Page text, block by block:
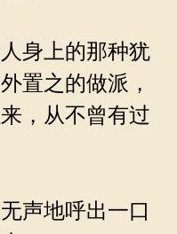
身上的那种犹
置之的做派，
，从不曾有过
声地呼出一口